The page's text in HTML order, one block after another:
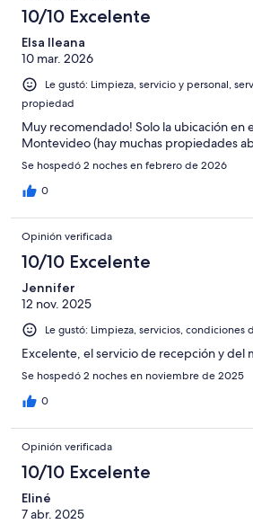
10/10 Excelente
Elsa Ileana
10 mar. 2026
Le gustó: Limpieza, servicio y personal,
propiedad
Muy recomendado! Solo la ubicación en
Montevideo (hay muchas propiedades
Se hospedó 2 noches en febrero de 2026
0
Opinión verificada
10/10 Excelente
Jennifer
12 nov. 2025
Le gustó: Limpieza, servicios, condiciones
Excelente, el servicio de recepción y del
Se hospedó 2 noches en noviembre de 2025
0
Opinión verificada
10/10 Excelente
Eliné
7 abr. 2025